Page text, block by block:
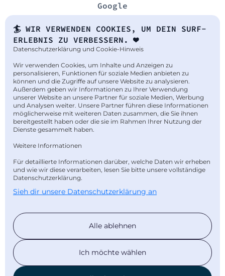
Google
Legal
Datenschutz
Barrierefreiheit
Kontakt
Newsletter abonnieren
🏄 WIR VERWENDEN COOKIES, UM DEIN SURF-
ERLEBNIS ZU VERBESSERN. ❤️
Datenschutzerklärung und Cookie-Hinweis
Wir verwenden Cookies, um Inhalte und Anzeigen zu
personalisieren, Funktionen für soziale Medien anbieten zu
können und die Zugriffe auf unsere Website zu analysieren.
Außerdem geben wir Informationen zu Ihrer Verwendung
unserer Website an unsere Partner für soziale Medien, Werbung
und Analysen weiter. Unsere Partner führen diese Informationen
möglicherweise mit weiteren Daten zusammen, die Sie ihnen
bereitgestellt haben oder die sie im Rahmen Ihrer Nutzung der
Dienste gesammelt haben.
Weitere Informationen
Für detaillierte Informationen darüber, welche Daten wir erheben
und wie wir diese verarbeiten, lesen Sie bitte unsere vollständige
Datenschutzerklärung.
Sieh dir unsere Datenschutzerklärung an
Alle ablehnen
Ich möchte wählen